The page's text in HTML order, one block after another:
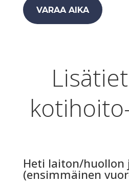
VARAA AIKA
Heti laiton/huollon
(ensimmäinen